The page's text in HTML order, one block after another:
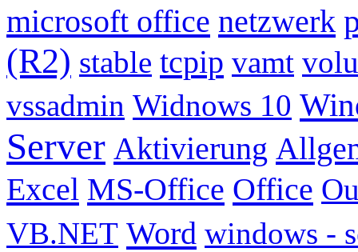
microsoft office netzwerk
(R2) stable tcpip vamt
vssadmin Widnows 10
Server Aktivierung
Excel MS-Office Office
VB.NET Word windows -